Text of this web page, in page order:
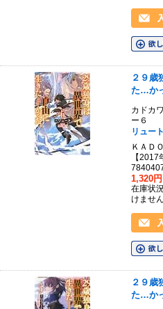
２９歳
た…か
カドカ
ー６
リュート
ＫＡＤ
【
1,320円
在庫状
けません
２９歳
た…か